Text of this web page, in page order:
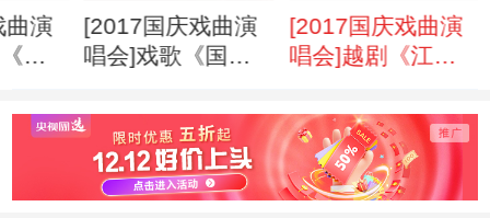
曲演
江
[2017国庆戏曲演
唱会]戏歌《国旗
月
[2017国庆戏曲演
唱会]越剧《江
王滨梅